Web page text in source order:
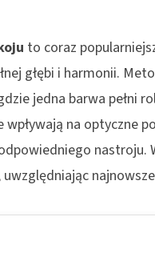
to coraz
głębi i harmonii.
jedna barwa pełni
wpływają na optyczne
nastroju.